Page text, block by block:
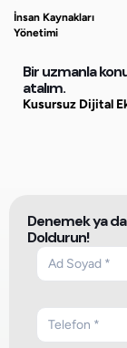
İnsan Kaynakları
Yönetimi
Bir uzmanla
atalım.
Kusursuz Dijital
Denemek ya
Doldurun!